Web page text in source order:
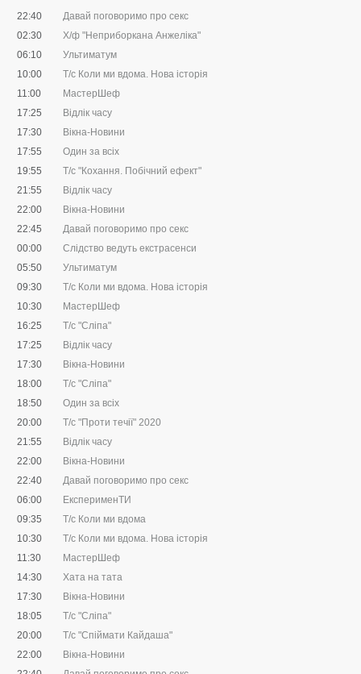
22:40
Давай поговоримо про секс
02:30
Х/ф "Неприборкана Анжеліка"
06:10
Ультиматум
10:00
Т/с Коли ми вдома. Нова історія
11:00
МастерШеф
17:25
Відлік часу
17:30
Вікна-Новини
17:55
Один за всіх
19:55
Т/с "Кохання. Побічний ефект"
21:55
Відлік часу
22:00
Вікна-Новини
22:45
Давай поговоримо про секс
00:00
Слідство ведуть екстрасенси
05:50
Ультиматум
09:30
Т/с Коли ми вдома. Нова історія
10:30
МастерШеф
16:25
Т/с "Сліпа"
17:25
Відлік часу
17:30
Вiкна-Новини
18:00
Т/с "Сліпа"
18:50
Один за всіх
20:00
Т/с "Проти течії" 2020
21:55
Відлік часу
22:00
Вікна-Новини
22:40
Давай поговоримо про секс
06:00
ЕксперименТИ
09:35
Т/с Коли ми вдома
10:30
Т/с Коли ми вдома. Нова історія
11:30
МастерШеф
14:30
Хата на тата
17:30
Вікна-Новини
18:05
Т/с "Сліпа"
20:00
Т/с "Спіймати Кайдаша"
22:00
Вікна-Новини